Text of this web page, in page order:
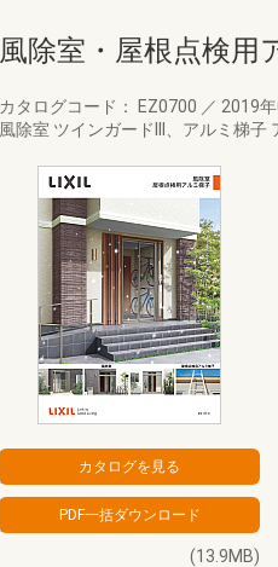
風除室・屋根点検用
カタログコード： EZ0700 ／ 2019
風除室 ツインガードIII、アルミ梯
(13.9MB)